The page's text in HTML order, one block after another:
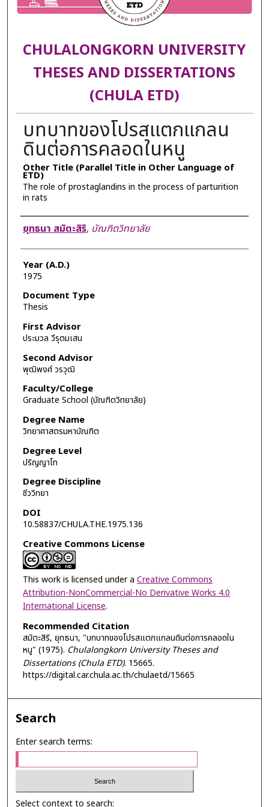
CHULALONGKORN UNIVERSITY
THESES AND DISSERTATIONS
(CHULA ETD)
บทบาทของโปรสแตกแกลน
ดินต่อการคลอดในหนู
Other Title (Parallel Title in Other Language of
ETD)
The role of prostaglandins in the process of parturition
in rats
Author
ยุทธนา สมิตะสิริ, บัณฑิตวิทยาลัย
Year (A.D.)
1975
Document Type
Thesis
First Advisor
ประมวล วีรุตมเสน
Second Advisor
พุฒิพงศ์ วรวุฒิ
Faculty/College
Graduate School (บัณฑิตวิทยาลัย)
Degree Name
วิทยาศาสตรมหาบัณฑิต
Degree Level
ปริญญาโท
Degree Discipline
ชีววิทยา
DOI
10.58837/CHULA.THE.1975.136
Creative Commons License
This work is licensed under a Creative Commons
Attribution-NonCommercial-No Derivative Works 4.0
International License.
Recommended Citation
สมิตะสิริ, ยุทธนา, "บทบาทของโปรสแตกแกลนดินต่อการคลอดใน
หนู" (1975). Chulalongkorn University Theses and
Dissertations (Chula ETD). 15665.
https://digital.car.chula.ac.th/chulaetd/15665
Search
Enter search terms:
Select context to search: